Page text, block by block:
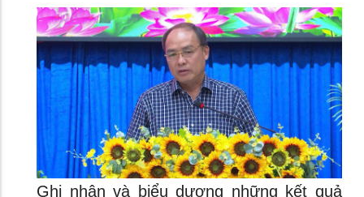
Ghi nhận và biểu dương những kết quả